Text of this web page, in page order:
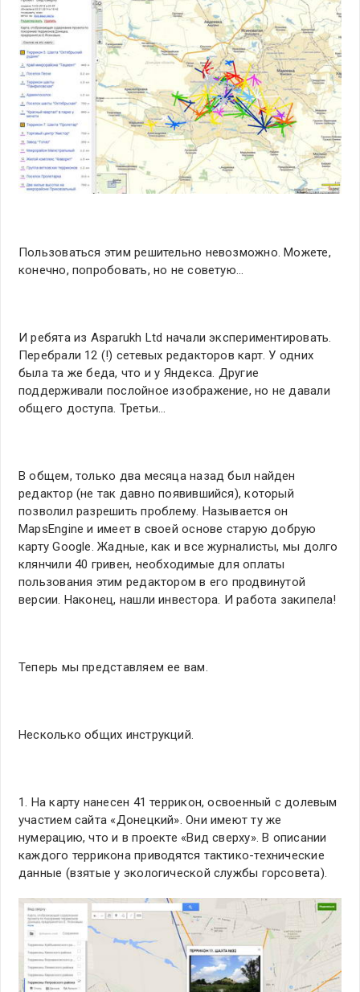
Пользоваться этим решительно невозможно. Можете,
конечно, попробовать, но не советую…
И ребята из Asparukh Ltd начали экспериментировать.
Перебрали 12 (!) сетевых редакторов карт. У одних
была та же беда, что и у Яндекса. Другие
поддерживали послойное изображение, но не давали
общего доступа. Третьи…
В общем, только два месяца назад был найден
редактор (не так давно появившийся), который
позволил разрешить проблему. Называется он
MapsEngine и имеет в своей основе старую добрую
карту Google. Жадные, как и все журналисты, мы долго
клянчили 40 гривен, необходимые для оплаты
пользования этим редактором в его продвинутой
версии. Наконец, нашли инвестора. И работа закипела!
Теперь мы представляем ее вам.
Несколько общих инструкций.
1. На карту нанесен 41 террикон, освоенный с долевым
участием сайта «Донецкий». Они имеют ту же
нумерацию, что и в проекте «Вид сверху». В описании
каждого террикона приводятся тактико-технические
данные (взятые у экологической службы горсовета).